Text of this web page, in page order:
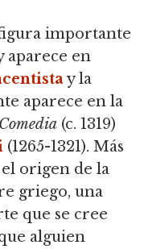
importante
aparece en
y la
aparece en la
(c. 1319)
(1265-1321). Más
origen de la
griego, una
que se cree
alguien